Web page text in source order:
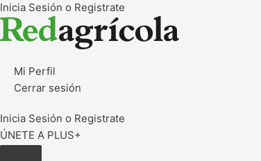
Inicia Sesión o Registrate
Mi Perfil
Cerrar sesión
Inicia Sesión o Registrate
ÚNETE A PLUS+